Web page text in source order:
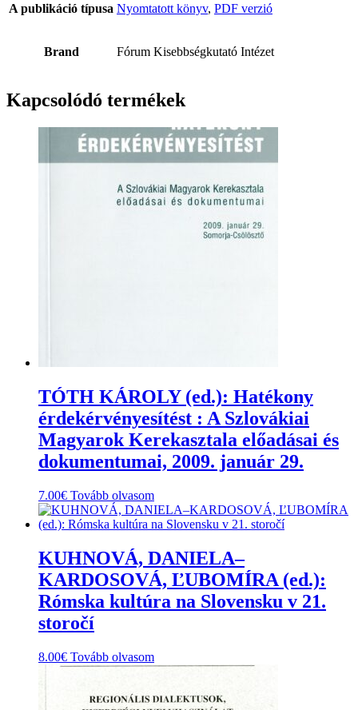
A publikáció típusa Nyomtatott könyv, PDF verzió
Brand Fórum Kisebbségkutató Intézet
Kapcsolódó termékek
TÓTH KÁROLY (ed.): Hatékony
érdekérvényesítést : A Szlovákiai
Magyarok Kerekasztala előadásai és
dokumentumai, 2009. január 29.
7.00€ Tovább olvasom
KUHNOVÁ, DANIELA–
KARDOSOVÁ, ĽUBOMÍRA (ed.):
Rómska kultúra na Slovensku v 21.
storočí
8.00€ Tovább olvasom